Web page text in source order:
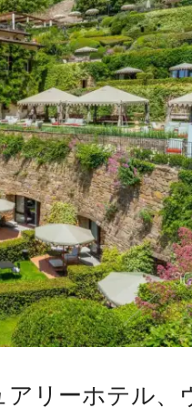
アリーホテル、